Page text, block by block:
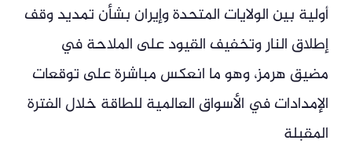
أولية بين الولايات المتحدة وإيران بشأن تمديد وقف
إطلاق النار وتخفيف القيود على الملاحة في
مضيق هرمز، وهو ما انعكس مباشرة على توقعات
الإمدادات في الأسواق العالمية للطاقة خلال الفترة
المقبلة